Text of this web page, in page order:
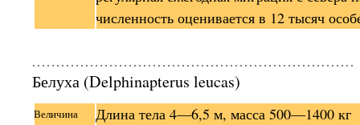
численность оценивается в 12 тысяч
Белуха (Delphinapterus leucas)
Величина Длина тела 4—6,5 м, масса 500—1400 кг